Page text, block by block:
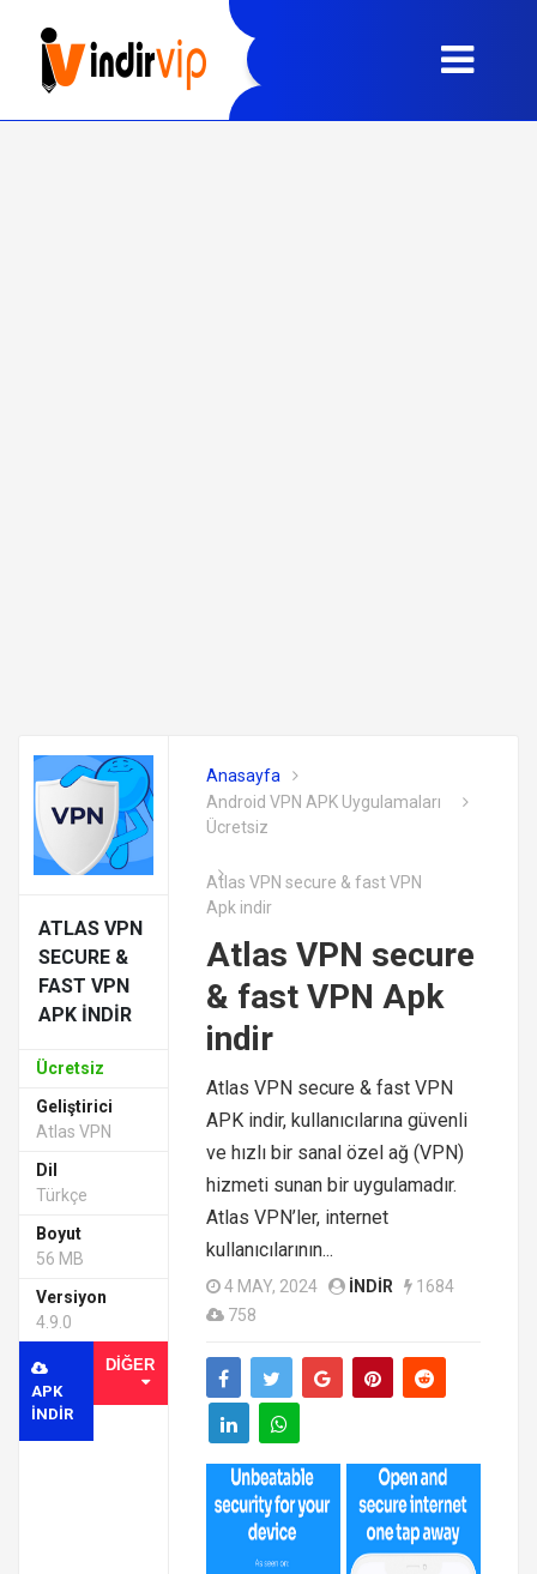
ATLAS VPN
SECURE &
FAST VPN
APK INDIR
Ücretsiz
Geliştirici
Atlas VPN
Dil
Türkçe
Boyut
56 MB
Versiyon
4.9.0
APK
INDIR
DIĞER
Anasayfa
Android VPN APK Uygulamaları
Ücretsiz
Atlas VPN secure & fast VPN
Apk indir
Atlas VPN secure
& fast VPN Apk
indir
Atlas VPN secure & fast VPN
APK indir, kullanıcılarına güvenli
ve hızlı bir sanal özel ağ (VPN)
hizmeti sunan bir uygulamadır.
Atlas VPN’ler, internet
kullanıcılarının...
4 MAY, 2024 INDIR
1684
758